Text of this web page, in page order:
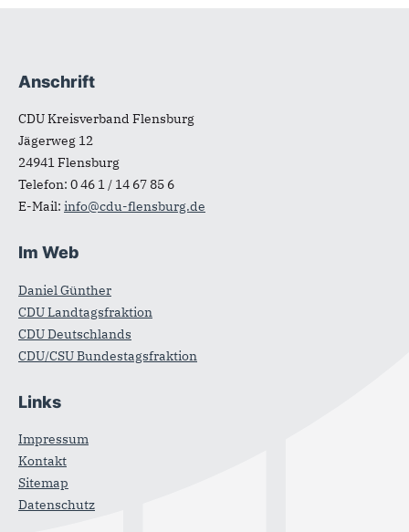
Fußbereich
Anschrift
CDU Kreisverband Flensburg
Jägerweg 12
24941Flensburg
Telefon: 0 46 1 / 14 67 85 6
E-Mail: info@cdu-flensburg.de
Im Web
Daniel Günther
CDU Landtagsfraktion
CDU Deutschlands
CDU/CSU Bundestagsfraktion
Links
Impressum
Kontakt
Sitemap
Datenschutz